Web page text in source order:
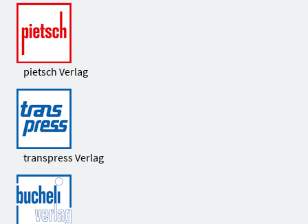
pietsch Verlag
transpress Verlag